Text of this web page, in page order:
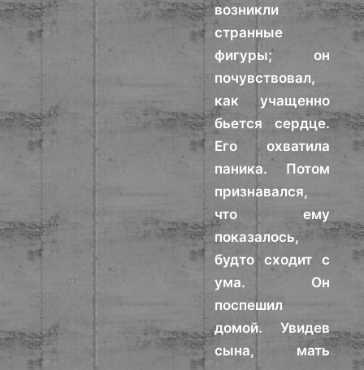
возникли
странные
фигуры; он
почувствовал,
как учащенно
бьется сердце.
Его охватила
паника. Потом
признавался,
что ему
показалось,
будто сходит с
ума. Он
поспешил
домой. Увидев
сына, мать